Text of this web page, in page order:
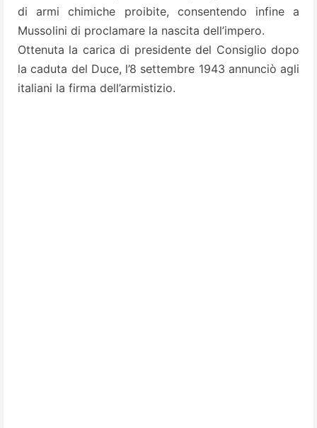
di armi chimiche proibite, consentendo infine a
Mussolini di proclamare la nascita dell’impero.
Ottenuta la carica di presidente del Consiglio dopo
la caduta del Duce, l’8 settembre 1943 annunciò agli
italiani la firma dell’armistizio.